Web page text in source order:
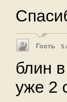
Гость 5
блин
уже 2